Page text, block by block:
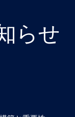
らせ